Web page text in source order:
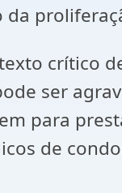
crítico
ser
para
de